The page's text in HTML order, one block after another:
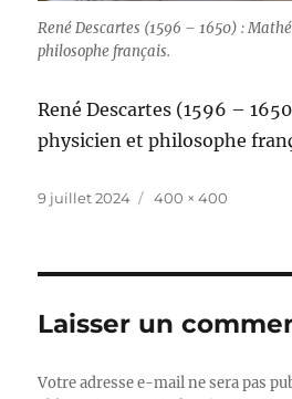
René Descartes (1596 – 1650) :
philosophe français.
René Descartes (1596 –
physicien et philosophe
Publié
9 juillet 2024
Taille
400 × 400
Laisser un
Votre adresse e-mail ne sera pas